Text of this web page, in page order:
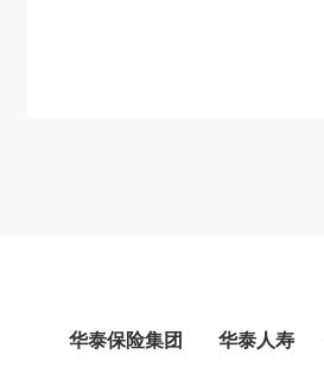
华泰保险集团 华泰人寿